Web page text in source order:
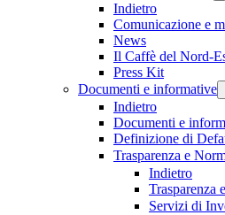
Indietro
Comunicazione e
News
Il Caffè del Nord-
Press Kit
Documenti e informative
Indietro
Documenti e
Definizione di
Trasparenza e
Indietro
Trasparenza
Servizi di